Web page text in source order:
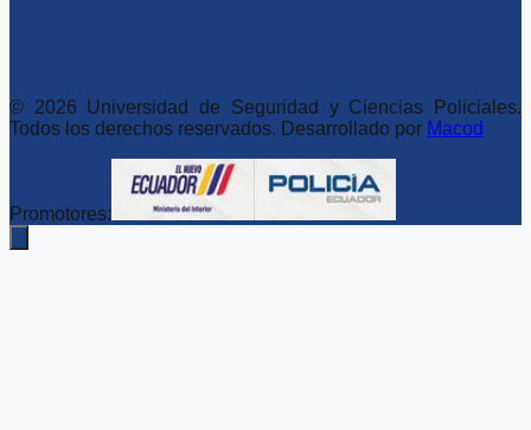
© 2026 Universidad de Seguridad y Ciencias Policiales.
Todos los derechos reservados. Desarrollado por Macod
Promotores: